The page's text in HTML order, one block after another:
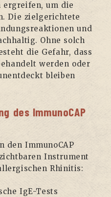
ergreifen, um die
Die zielgerichtete
und
Ohne solch
die Gefahr, dass
werden oder
bleiben
des ImmunoCAP
den ImmunoCAP
Instrument
Rhinitis:
IgE-Tests